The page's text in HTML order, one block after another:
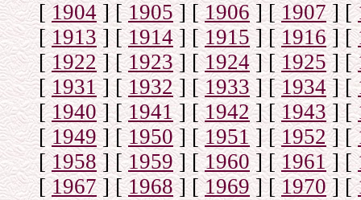
[1904] [1905] [1906 ] [1907] [
[1913] [1914] [1915] [1916] [
[1922] [1923] [1924] [1925] [
[1931] [1932] [1933] [1934] [
[1940] [1941] [1942] [1943] [
[1949] [1950] [1951 ] [1952] [
[1958] [1959] [1960] [1961] [
[1967] [1968] [1969] [1970] [